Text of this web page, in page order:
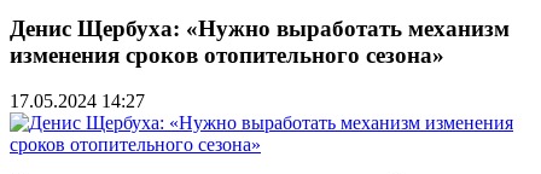
Денис Щербуха: «Нужно выработать механизм
изменения сроков отопительного сезона»
17.05.2024 14:27